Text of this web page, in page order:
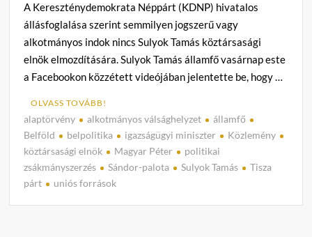
A Kereszténydemokrata Néppárt (KDNP) hivatalos
állásfoglalása szerint semmilyen jogszerű vagy
alkotmányos indok nincs Sulyok Tamás köztársasági
elnök elmozdítására. Sulyok Tamás államfő vasárnap este
a Facebookon közzétett videójában jelentette be, hogy …
OLVASS TOVÁBB!
alaptörvény alkotmányos válsághelyzet
államfő
Belföld
belpolitika igazságügyi miniszter
Közlemény
köztársasági elnök
Magyar Péter
politikai
zsákmányszerzés
Sándor-palota Sulyok Tamás
Tisza
párt
uniós források